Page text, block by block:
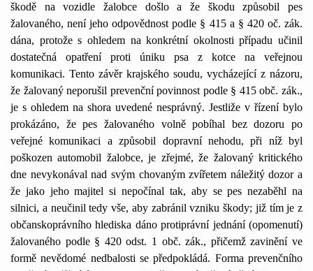
škodě na vozidle žalobce došlo a že škodu způsobil pes
žalovaného, není jeho odpovědnost podle § 415 a § 420 oč. zák.
dána, protože s ohledem na konkrétní okolnosti případu učinil
dostatečná opatření proti úniku psa z kotce na veřejnou
komunikaci. Tento závěr krajského soudu, vycházející z názoru,
že žalovaný neporušil prevenční povinnost podle § 415 obč. zák.,
je s ohledem na shora uvedené nesprávný. Jestliže v řízení bylo
prokázáno, že pes žalovaného volně pobíhal bez dozoru po
veřejné komunikaci a způsobil dopravní nehodu, při níž byl
poškozen automobil žalobce, je zřejmé, že žalovaný kritického
dne nevykonával nad svým chovaným zvířetem náležitý dozor a
že jako jeho majitel si nepočínal tak, aby se pes nezaběhl na
silnici, a neučinil tedy vše, aby zabránil vzniku škody; již tím je z
občanskoprávního hlediska dáno protiprávní jednání (opomenutí)
žalovaného podle § 420 odst. 1 obč. zák., přičemž zavinění ve
formě nevědomé nedbalosti se předpokládá. Forma prevenčního